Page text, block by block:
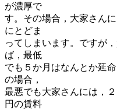
が濃厚で
す。その場合，大家さん
にとどま
ってしまいます。ですが
ば，最低
でも５か月はなんとか延
の場合，
最悪でも大家さんには，
円の賃料